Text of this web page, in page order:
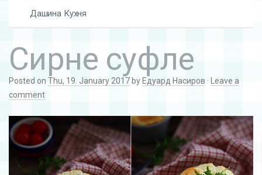
Дашина Кухня
Сирне суфле
Posted on Thu, 19. January 2017 by Едуард Насиров ·
Leave a
comment